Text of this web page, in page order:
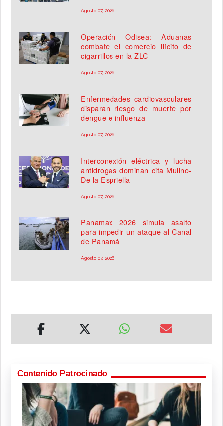
Agosto 07, 2026
Operación Odisea: Aduanas
combate el comercio ilícito de
cigarrillos en la ZLC
Agosto 07, 2026
Enfermedades cardiovasculares
disparan riesgo de muerte por
dengue e influenza
Agosto 07, 2026
Interconexión eléctrica y lucha
antidrogas dominan cita Mulino-
De la Espriella
Agosto 07, 2026
Panamax 2026 simula asalto
para impedir un ataque al Canal
de Panamá
Agosto 07, 2026
Contenido Patrocinado